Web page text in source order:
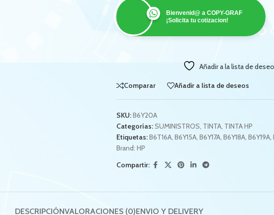
Bienvenid@ a COPY-GRAF
¡Solicita tu cotizacion!
Añadir a la lista de
Comparar Añadir a lista de deseos
SKU:B6Y20A
Categorías:SUMINISTROS TINTA, TINTA HP
Etiquetas:B6T16A, B6Y15A, B6Y17A, B6Y18A, B6Y19A,
Brand: HP
Compartir:
DESCRIPCIÓNVALORACIONES (0)ENVIO Y DELIVERY